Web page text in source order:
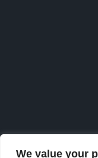
We value your